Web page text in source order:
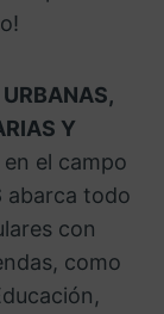
Y
el campo
abarca todo
con
como